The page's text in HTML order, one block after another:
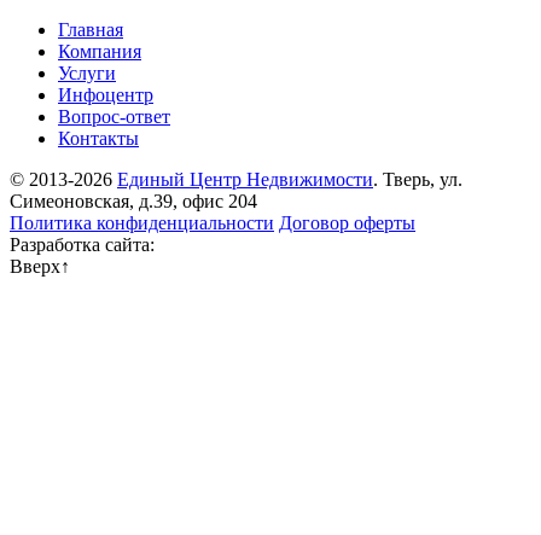
Главная
Компания
Услуги
Инфоцентр
Вопрос-ответ
Контакты
© 2013-2026 Единый Центр Недвижимости. Тверь, ул.
Симеоновская, д.39, офис 204
Политика конфиденциальности Договор оферты
Разработка сайта:
Вверх↑